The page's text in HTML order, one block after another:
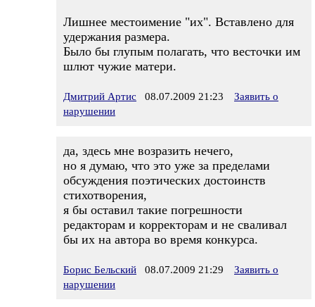
Лишнее местоимение "их". Вставлено для
удержания размера.
Было бы глупым полагать, что весточки им
шлют чужие матери.
Дмитрий Артис 08.07.2009 21:23
Заявить о
нарушении
да, здесь мне возразить нечего,
но я думаю, что это уже за пределами
обсуждения поэтических достоинств
стихотворения,
я бы оставил такие погрешности
редакторам и корректорам и не сваливал
бы их на автора во время конкурса.
Борис Бельский 08.07.2009 21:29
Заявить о
нарушении